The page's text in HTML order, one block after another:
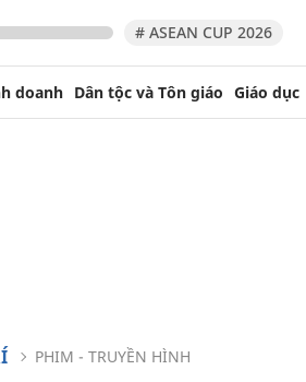
# ASEAN CUP 2026
doanh Dân tộc và Tôn giáo Giáo dục
PHIM - TRUYỀN HÌNH